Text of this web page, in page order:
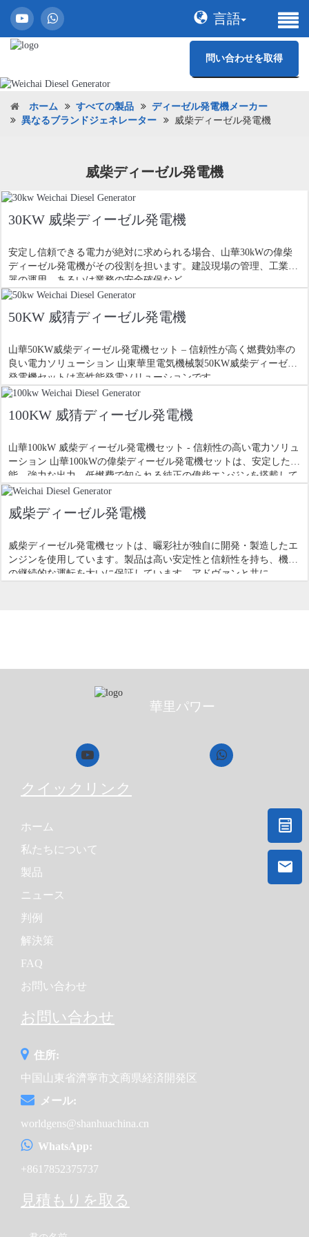
言語
問い合わせを取得
ホーム すべての製品
ディーゼル発電機メーカー
異なるブランドジェネレーター
威柴ディーゼル発電機
威柴ディーゼル発電機
30KW 威柴ディーゼル発電機
安定し信頼できる電力が絶対に求められる場合、山華30kWの偉柴
ディーゼル発電機がその役割を担います。建設現場の管理、工業機
器の運用、あるいは業務の安全確保など、
50KW 威猜ディーゼル発電機
山華50KW威柴ディーゼル発電機セット – 信頼性が高く燃費効率の
良い電力ソリューション 山東華里電気機械製50KW威柴ディーゼル
発電機セットは高性能発電ソリューションです
100KW 威猜ディーゼル発電機
山華100kW 威柴ディーゼル発電機セット - 信頼性の高い電力ソリュ
ーション 山華100kWの偉柴ディーゼル発電機セットは、安定した性
能、強力な出力、低燃費で知られる純正の偉柴エンジンを搭載して
います
威柴ディーゼル発電機
威柴ディーゼル発電機セットは、曮彩社が独自に開発・製造したエ
ンジンを使用しています。製品は高い安定性と信頼性を持ち、機器
の継続的な運転を大いに保証しています。アドヴァンと共に
華里パワー
クイックリンク
ホーム
私たちについて
製品
ニュース
判例
解決策
FAQ
お問い合わせ
お問い合わせ
住所:
中国山東省濟寧市文商県経済開発区
メール:
worldgens@shanhuachina.cn
WhatsApp:
+8617852375737
見積もりを取る